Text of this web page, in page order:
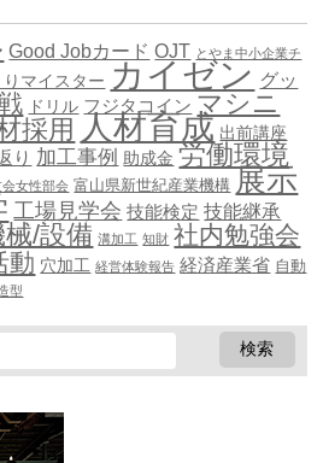
Good Jobカード OJT とやま中小企業チ
りマイスター カイゼン グッ
ドリル フジタコイン マシニ
採用 人材育成 出前講座
り 加工事例 助成金 労働環境
女性部会 富山県新世紀産業機構 展示
工場見学会 技能検定 技能継承
械/設備 溝加工 知財 社内勉強会
動 穴加工 経営体験報告 経済産業省 自動
型